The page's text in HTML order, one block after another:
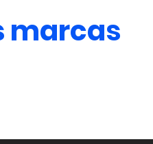
marcas